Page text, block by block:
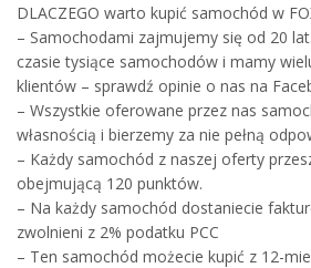
DLACZEGO warto kupić samochód w
– Samochodami zajmujemy się od 20
czasie tysiące samochodów i mamy
klientów – sprawdź opinie o nas na
– Wszystkie oferowane przez nas
własnością i bierzemy za nie pełną
– Każdy samochód z naszej oferty
obejmującą 120 punktów.
– Na każdy samochód dostaniecie
zwolnieni z 2% podatku PCC
– Ten samochód możecie kupić z 12-